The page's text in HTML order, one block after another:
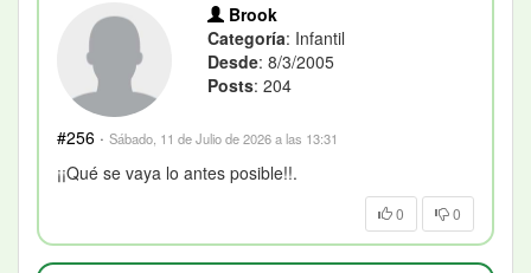
Brook
Categoría: Infantil
Desde: 8/3/2005
Posts: 204
#256 · Sábado, 11 de Julio de 2026 a las 13:31
¡¡Qué se vaya lo antes posible!!.
0 0